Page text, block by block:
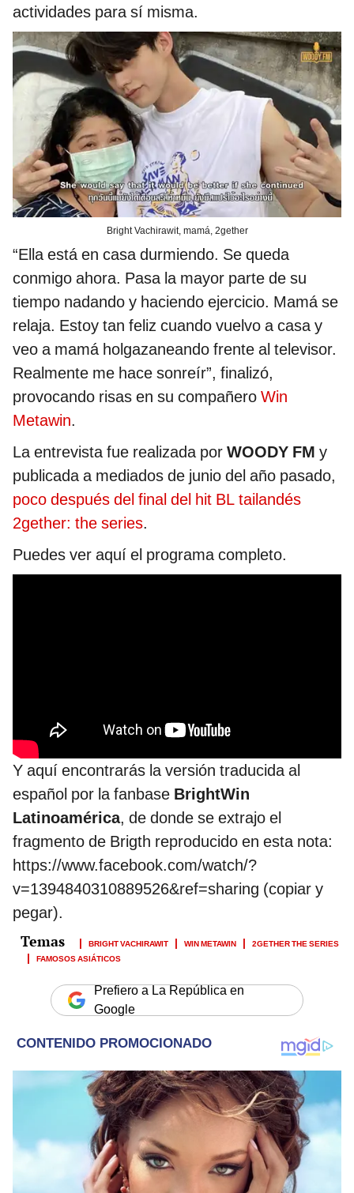
actividades para sí misma.
Bright Vachirawit, mamá, 2gether
“Ella está en casa durmiendo. Se queda
conmigo ahora. Pasa la mayor parte de su
tiempo nadando y haciendo ejercicio. Mamá se
relaja. Estoy tan feliz cuando vuelvo a casa y
veo a mamá holgazaneando frente al televisor.
Realmente me hace sonreír”, finalizó,
provocando risas en su compañero Win
Metawin.
La entrevista fue realizada por WOODY FM y
publicada a mediados de junio del año pasado,
poco después del final del hit BL tailandés
2gether: the series.
Puedes ver aquí el programa completo.
Y aquí encontrarás la versión traducida al
español por la fanbase BrightWin
Latinoamérica, de donde se extrajo el
fragmento de Brigth reproducido en esta nota:
https://www.facebook.com/watch/?
v=1394840310889526&ref=sharing (copiar y
pegar).
BRIGHT VACHIRAWIT WIN METAWIN
2GETHER THE SERIES
FAMOSOS ASIÁTICOS
Prefiero a La República en
Google